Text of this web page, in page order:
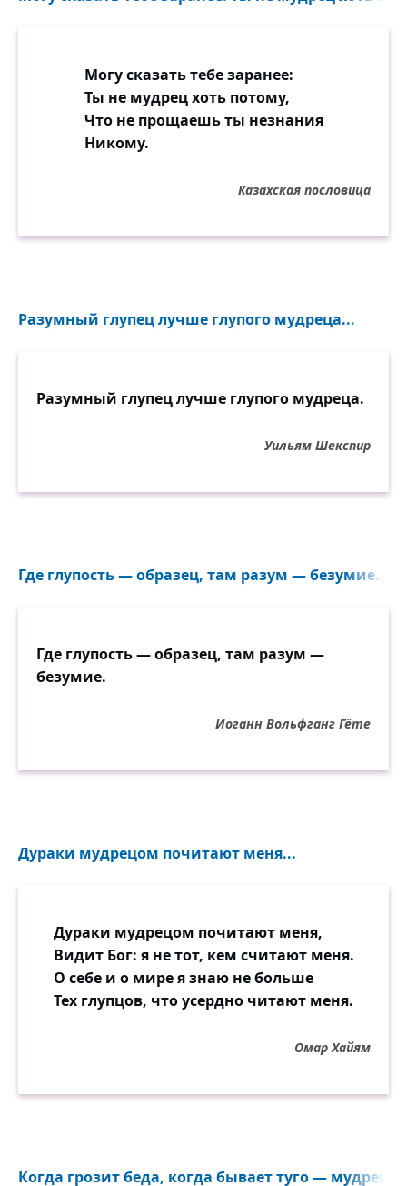
Могу сказать тебе заранее:
Ты не мудрец хоть потому,
Что не прощаешь ты незнания
Никому.
Казахская пословица
Разумный глупец лучше глупого мудреца...
Разумный глупец лучше глупого мудреца.
Уильям Шекспир
Где глупость — образец, там разум — безумие...
Где глупость — образец, там разум —
безумие.
Иоганн Вольфганг Гёте
Дураки мудрецом почитают меня...
Дураки мудрецом почитают меня,
Видит Бог: я не тот, кем считают меня.
О себе и о мире я знаю не больше
Тех глупцов, что усердно читают меня.
Омар Хайям
Когда грозит беда, когда бывает туго — мудрец